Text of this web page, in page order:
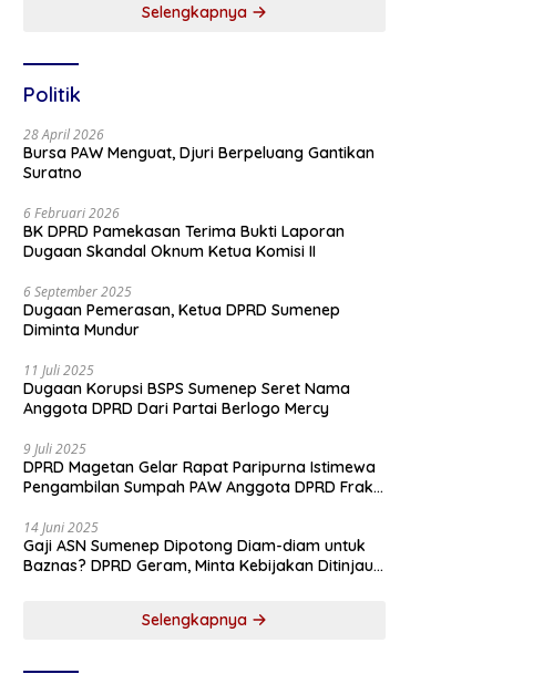
Selengkapnya
Politik
28 April 2026
Bursa PAW Menguat, Djuri Berpeluang Gantikan
Suratno
6 Februari 2026
BK DPRD Pamekasan Terima Bukti Laporan
Dugaan Skandal Oknum Ketua Komisi II
6 September 2025
Dugaan Pemerasan, Ketua DPRD Sumenep
Diminta Mundur
11 Juli 2025
Dugaan Korupsi BSPS Sumenep Seret Nama
Anggota DPRD Dari Partai Berlogo Mercy
9 Juli 2025
DPRD Magetan Gelar Rapat Paripurna Istimewa
Pengambilan Sumpah PAW Anggota DPRD Fraksi
14 Juni 2025
Gaji ASN Sumenep Dipotong Diam-diam untuk
Baznas? DPRD Geram, Minta Kebijakan Ditinjau
Selengkapnya